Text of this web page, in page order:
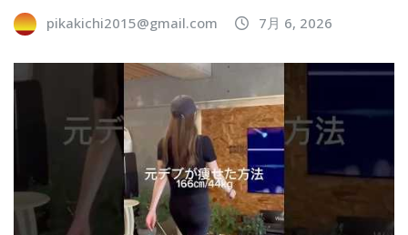
pikakichi2015@gmail.com 7月 6, 2026